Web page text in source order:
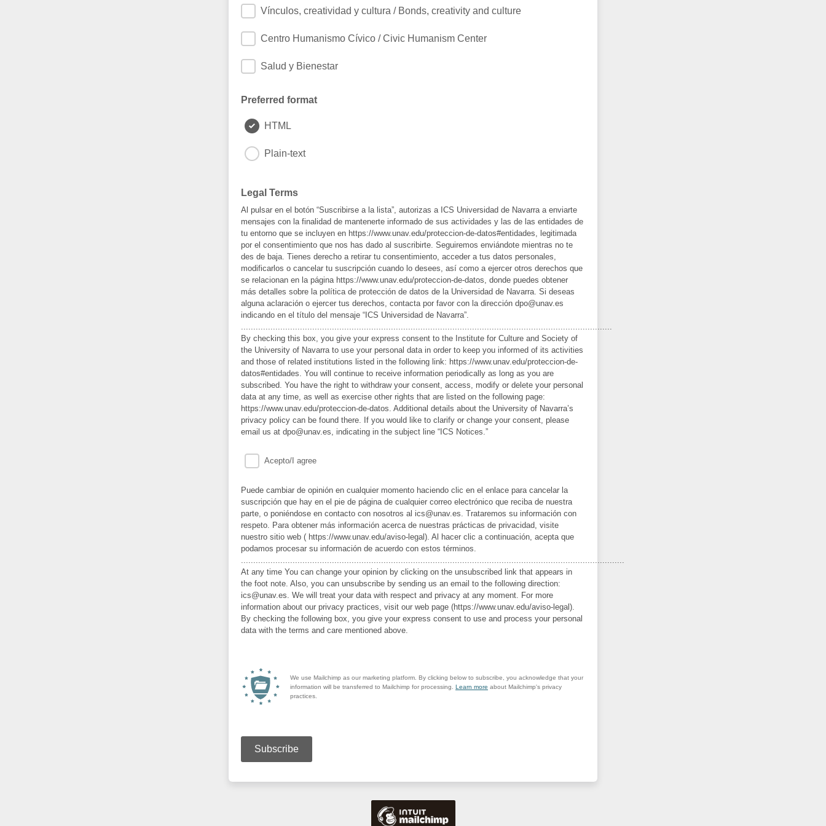
Vínculos, creatividad y cultura / Bonds, creativity and culture
Centro Humanismo Cívico / Civic Humanism Center
Salud y Bienestar
Preferred format
HTML
Plain-text
Legal Terms
Al pulsar en el botón “Suscribirse a la lista”, autorizas a ICS Universidad de Navarra a enviarte
mensajes con la finalidad de mantenerte informado de sus actividades y las de las entidades de
tu entorno que se incluyen en https://www.unav.edu/proteccion-de-datos#entidades, legitimada
por el consentimiento que nos has dado al suscribirte. Seguiremos enviándote mientras no te
des de baja. Tienes derecho a retirar tu consentimiento, acceder a tus datos personales,
modificarlos o cancelar tu suscripción cuando lo desees, así como a ejercer otros derechos que
se relacionan en la página https://www.unav.edu/proteccion-de-datos, donde puedes obtener
más detalles sobre la política de protección de datos de la Universidad de Navarra. Si deseas
alguna aclaración o ejercer tus derechos, contacta por favor con la dirección dpo@unav.es
indicando en el título del mensaje “ICS Universidad de Navarra”.
.......................................................................................................................................................
By checking this box, you give your express consent to the Institute for Culture and Society of
the University of Navarra to use your personal data in order to keep you informed of its activities
and those of related institutions listed in the following link: https://www.unav.edu/proteccion-de-
datos#entidades. You will continue to receive information periodically as long as you are
subscribed. You have the right to withdraw your consent, access, modify or delete your personal
data at any time, as well as exercise other rights that are listed on the following page:
https://www.unav.edu/proteccion-de-datos. Additional details about the University of Navarra’s
privacy policy can be found there. If you would like to clarify or change your consent, please
email us at dpo@unav.es, indicating in the subject line “ICS Notices.”
Acepto/I agree
Puede cambiar de opinión en cualquier momento haciendo clic en el enlace para cancelar la
suscripción que hay en el pie de página de cualquier correo electrónico que reciba de nuestra
parte, o poniéndose en contacto con nosotros al ics@unav.es. Trataremos su información con
respeto. Para obtener más información acerca de nuestras prácticas de privacidad, visite
nuestro sitio web ( https://www.unav.edu/aviso-legal). Al hacer clic a continuación, acepta que
podamos procesar su información de acuerdo con estos términos.
............................................................................................................................................................
At any time You can change your opinion by clicking on the unsubscribed link that appears in
the foot note. Also, you can unsubscribe by sending us an email to the following direction:
ics@unav.es. We will treat your data with respect and privacy at any moment. For more
information about our privacy practices, visit our web page (https://www.unav.edu/aviso-legal).
By checking the following box, you give your express consent to use and process your personal
data with the terms and care mentioned above.
We use Mailchimp as our marketing platform. By clicking below to subscribe, you acknowledge that your
information will be transferred to Mailchimp for processing. Learn more about Mailchimp's privacy
practices.